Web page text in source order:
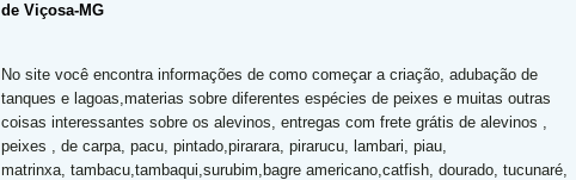
de Viçosa-MG
No site você encontra informações de como começar a criação, adubação de
tanques e lagoas,materias sobre diferentes espécies de peixes e muitas outras
coisas interessantes sobre os alevinos, entregas com frete grátis de alevinos ,
peixes , de carpa, pacu, pintado,pirarara, pirarucu, lambari, piau,
matrinxa, tambacu,tambaqui,surubim,bagre americano,catfish, dourado, tucunaré,